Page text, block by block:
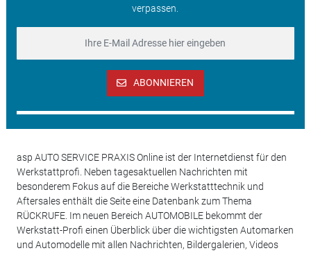
verpassen.
ABONNIEREN
asp AUTO SERVICE PRAXIS Online ist der Internetdienst für den
Werkstattprofi. Neben tagesaktuellen Nachrichten mit
besonderem Fokus auf die Bereiche Werkstatttechnik und
Aftersales enthält die Seite eine Datenbank zum Thema
RÜCKRUFE. Im neuen Bereich AUTOMOBILE bekommt der
Werkstatt-Profi einen Überblick über die wichtigsten Automarken
und Automodelle mit allen Nachrichten, Bildergalerien, Videos